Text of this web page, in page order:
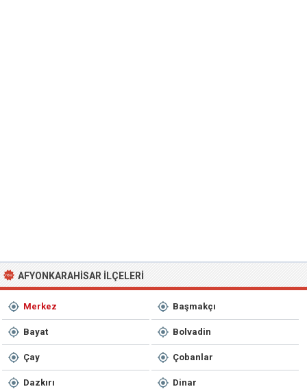
AFYONKARAHISAR İLÇELERI
Merkez Başmakçı
Bayat Bolvadin
Çay Çobanlar
Dazkırı Dinar